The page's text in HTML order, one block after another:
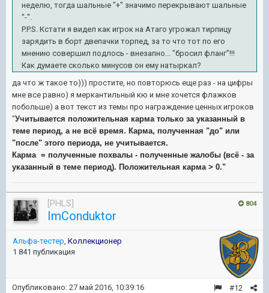
неделю, тогда шальные "+" значимо перекрывают шальные
"-".
P.P.S. Кстати я видел как игрок на Атаго угрожал тирпицу
зарядить в борт двепачки торпед, за то что тот по его
мнению совершил подлось - внезапно... "бросил фланг"!!!
Как думаете сколько минусов он ему натыркал?
да что ж такое то))) простите, но повторюсь еще раз - на цифры
мне все равно) я меркантильный кю и мне хочется флажков
побольше) а вот текст из темы про награждение ценных игроков
"Учитывается положительная карма только за указанный в
теме период, а не всё время. Карма, полученная "до" или
"после" этого периода, не учитывается.
Карма = полученные похвалы - полученные жалобы (всё - за
указанный в теме период). Положительная карма > 0."
804
[PHLS]
ImConduktor
Альфа-тестер, Коллекционер
1 841 публикация
#12
Опубликовано: 27 май 2016, 10:39:16